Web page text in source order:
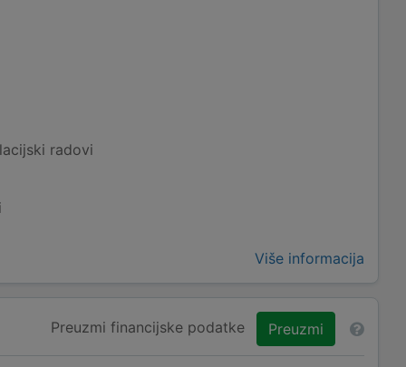
radovi
Više informacija
Preuzmi financijske podatke Preuzmi